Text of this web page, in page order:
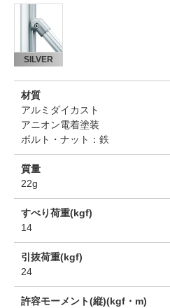
SILVER
材質
アルミダイカスト
アニオン電着塗装
ボルト・ナット：鉄
質量
22g
すべり荷重(kgf)
14
引抜荷重(kgf)
24
許容モーメント(縦)(kgf・m)